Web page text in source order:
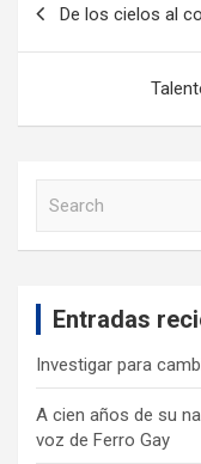
De los cielos al
Entradas
Investigar para
A cien años de su
voz de Ferro Gay